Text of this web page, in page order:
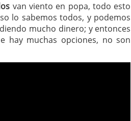
van viento en popa, todo esto
lo sabemos todos, y podemos
mucho dinero; y entonces
hay muchas opciones, no son